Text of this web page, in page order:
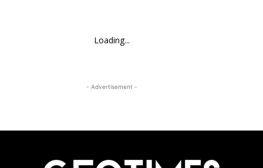
Loading...
- Advertisement -